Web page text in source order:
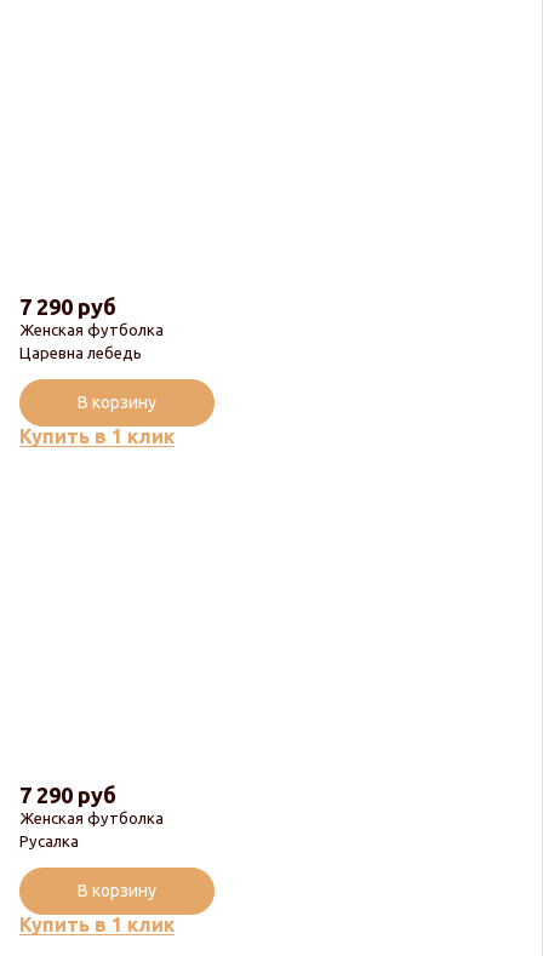
Женская футболка
Царевна лебедь
7 290 руб
Купить в 1 клик
В корзину
Женская футболка
Русалка
7 290 руб
Купить в 1 клик
В корзину